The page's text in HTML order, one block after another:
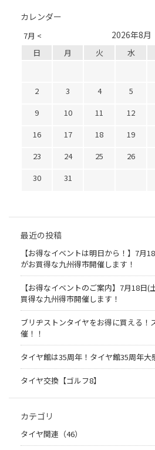
カレンダー
7月 < 2026年8月
日 月 火 水
2
3 4 5
9
10 11 12
16
17 18 19
23
24 25 26
30
31
最近の投稿
【お得なイベントは明日から！】7
がお買得な九州得市開催します！
【お得なイベントのご案内】7月18
買得な九州得市開催します！
ブリヂストンタイヤをお得に買える！
催！！
タイヤ館は35周年！タイヤ館35周年大
タイヤ交換【ゴルフ8】
カテゴリ
タイヤ関連（46）